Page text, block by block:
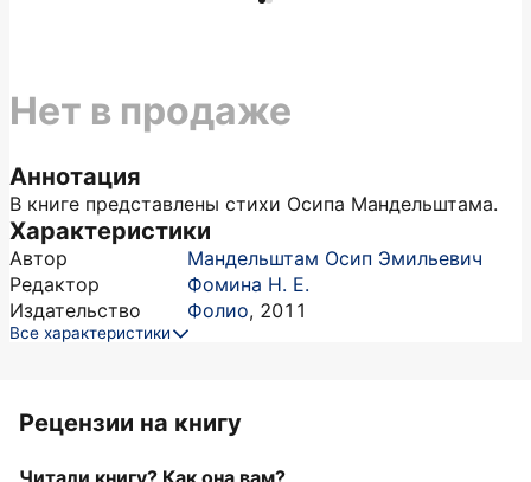
Аннотация
В книге представлены стихи Осипа Мандельштама.
Характеристики
Автор
Мандельштам Осип Эмильевич
Редактор
Фомина Н. Е.
Издательство
Фолио, 2011
Все характеристики
Нет в продаже
Рецензии на книгу
Читали книгу? Как она вам?